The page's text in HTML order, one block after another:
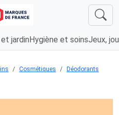
jardin Hygiène et soinsJeux,
Cosmétiques
Déodorants